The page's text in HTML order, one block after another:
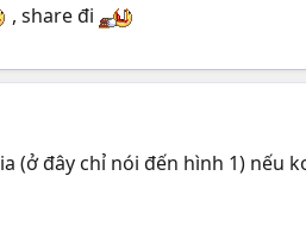
, share đi
(ở đây chỉ nói đến hình 1)